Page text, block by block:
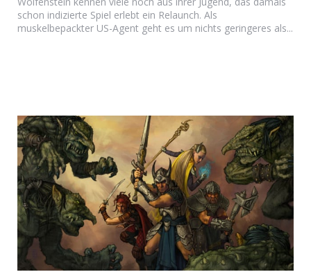
schon indizierte Spiel erlebt ein Relaunch. Als
muskelbepackter US-Agent geht es um nichts geringeres als...